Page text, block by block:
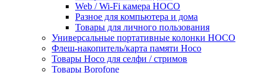
Web / Wi-Fi камера HOCO
Разное для компьютера и дома
Товары для личного пользования
Универсальные портативные колонки HOCO
Флеш-накопитель/карта памяти Hoco
Товары Hoco для селфи / стримов
Товары Borofone